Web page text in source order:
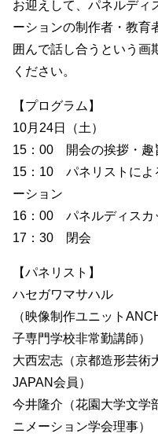
お迎えして、パネルディ
ーションの制作者・教育
囲んで話し合うという画
ください。
【プログラム】
10月24日（土）
15：00 開会の挨拶・趣
15：10 パネリストによ
ーション
16：00 パネルディスカ
17：30 閉会
【パネリスト】
ハセガワマサハル
（映像制作ユニット
子専門学校非常勤講師）
大西宏志（京都造形芸術
JAPAN会員）
今井隆介（花園大学文学
ニメーション学会理事）